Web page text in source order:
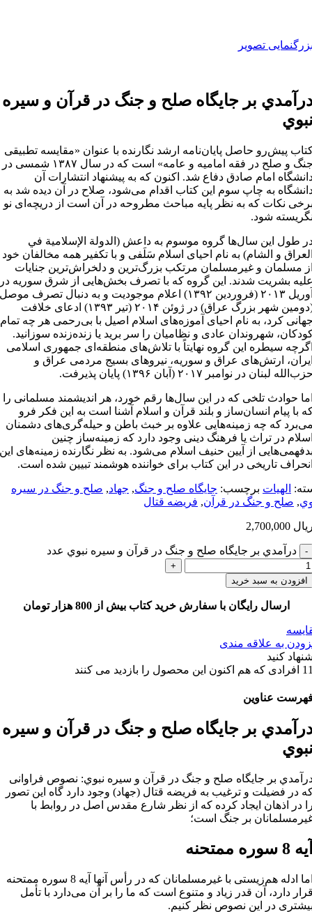
تصویر
بر جايگاه صلح و جنگ در قرآن و سيره
پیش‌رو حاصل پایان‌نامه ارشد نگارنده با عنوان «مقایسه تطبیقی
جنگ و صلح در فقه امامیه و عامه» است که در سال ١٣٨٧ شمسی در
امام صادق دفاع شد. اکنون که به پیشنهاد انتشارات آن
به چاپ سوم این کتاب اقدام می‌شود، صلاح در آن دیده شد به
نکات که به نظر پایه مباحث مطروحه در آن است از دریچه‌ای نو
شود.
طول این سال‌ها گروه موسوم به داعش (الدولة الإسلامیة في
و الشام) به نام احیای اسلام سَلَفی و با تکفیر همه مخالفان خود
مسلمان و غیرمسلمان مرتکب بزرگ‌ترین و دلخراش‌ترین جنایات
بشریت شدند. این گروه که با تصرف بخش‌هایی از شرق سوریه در
آوریل ٢٠١٣ (فروردین ١٣٩٢) اعلام موجودیت و به دنبال تصرف موصل
(دومین شهر بزرگ عراق) در ژوئن ٢٠١۴ (تیر ١٣٩٣) ادعای خلافت
کرد، به نام احیای آموزه‌های اسلام اصیل با بی‌رحمی هر چه تمام
شهروندان عادی و نظامیان را سر ‌برید یا زنده‌زنده سوزانید.
سیطره این گروه نهایتاً با تلاش‌های منطقه‌ای جمهوری اسلامی
ارتش‌های عراق و سوریه، نیروهای بسیج مردمی عراق و
لبنان در نوامبر ٢٠١٧ (آبان ١٣٩۶) پایان پذيرفت.
حوادث تلخی که در این سال‌ها رقم خورد، هر اندیشمند مسلمانی را
با پیام انسان‌ساز و بلند قرآن و اسلام آشنا است به این فکر فرو
که چه زمینه‌هایی علاوه بر خبث باطن و حیله‌گری‌های دشمنان
در تراث یا فرهنگ دینی وجود دارد که زمینه‌ساز چنین
از آیین حنیف اسلام می‌شود. به نظر نگارنده زمینه‌های این
تاریخی در این کتاب برای خواننده هوشمند تبيين شده است.
الهيات برچسب: جايگاه صلح و جنگ, جهاد, صلح و جنگ در سيره
, صلح و جنگ در قرآن, فریضه قتال
درآمدي بر جايگاه صلح و جنگ در قرآن و سيره نبوي عدد
افزودن به سبد خرید
ارسال رایگان با سفارش خرید کتاب بیش از 800 هزار تومان
به علاقه مندی
کنید
افرادی که هم اکنون این محصول را بازدید می کنند
عناوین
بر جايگاه صلح و جنگ در قرآن و سيره
بر جايگاه صلح و جنگ در قرآن و سيره نبوي: نصوص فراوانی
در فضیلت و ترغیب به فریضه قتال (جهاد) وجود دارد گاه این تصور
در اذهان ایجاد کرده که از نظر شارع مقدس اصل در روابط با
بر جنگ است؛
سوره ممتحنه
اما ادله هم‌زیستی با غیرمسلمانان که در رأس آنها آیه 8 سوره ممتحنه
دارد، آن قدر زیاد و متنوع است که ما را بر آن می‌دارد با تأمل
در این نصوص نظر کنیم.